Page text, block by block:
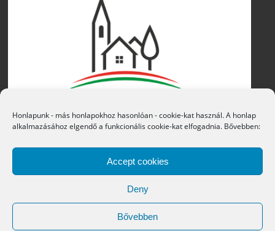
Honlapunk - más honlapokhoz hasonlóan - cookie-kat használ. A honlap
alkalmazásához elgendő a funkcionális cookie-kat elfogadnia. Bővebben:
Accept cookies
Deny
Bővebben